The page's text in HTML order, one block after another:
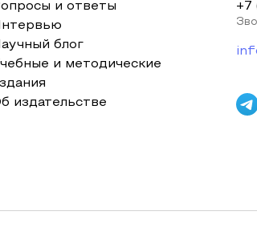
и ответы
блог
и методические
издательстве
+7